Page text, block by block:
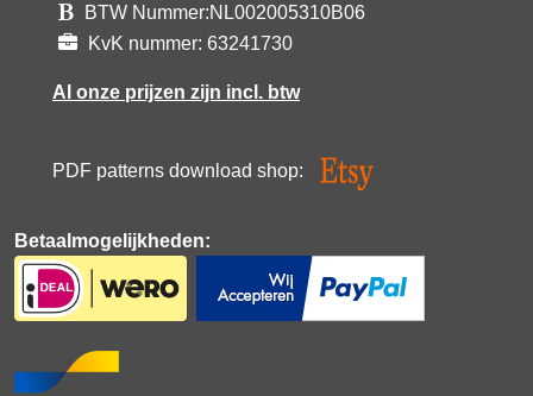
BTW Nummer:NL002005310B06
KvK nummer: 63241730
Al onze prijzen zijn incl. btw
PDF patterns download shop:
Betaalmogelijkheden: